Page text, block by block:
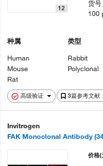
高级验证 3篇参考文献
12
种属
Human
Mouse
Rat
类型
Rabbit
Polyclonal
货号
100
Invitrogen
FAK Monoclonal Antibody
价格(